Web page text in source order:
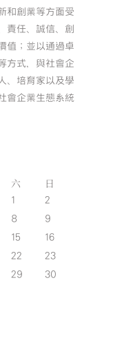
和創業等方面受
責任、誠信、創
值；並以通過卓
方式，與社會企
、培育家以及學
會企業生態系統
六 日
1
2
8
9
15
16
22
23
29
30